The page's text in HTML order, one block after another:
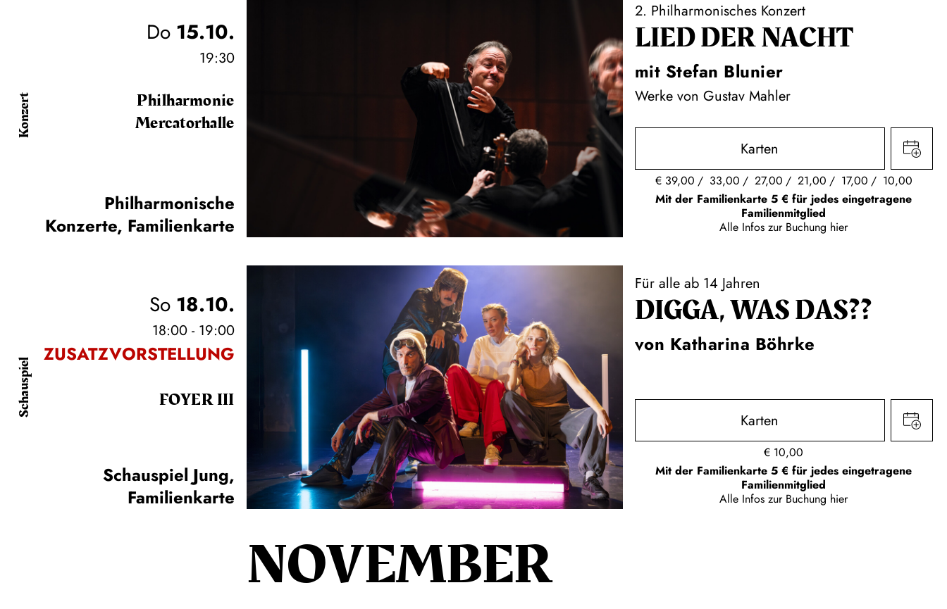
Konzert
Do 15.10.
19:30
Philharmonie
Mercatorhalle
Philharmonische
Konzerte, Familienkarte
2. Philharmonisches Konzert
LIED DER NACHT
mit Stefan Blunier
Werke von Gustav Mahler
Karten
€ 39,00 33,00 27,00 21,00 17,00
10,00
Mit der Familienkarte 5 € für jedes eingetragene
Familienmitglied
Alle Infos zur Buchung hier
Schauspiel
So 18.10.
18:00 - 19:00
ZUSATZVORSTELLUNG
FOYER III
Schauspiel Jung,
Familienkarte
Für alle ab 14 Jahren
DIGGA, WAS DAS??
von Katharina Böhrke
Karten
€ 10,00
Mit der Familienkarte 5 € für jedes eingetragene
Familienmitglied
Alle Infos zur Buchung hier
NOVEMBER